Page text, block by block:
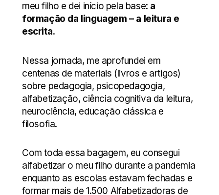
meu filho e dei início pela base: a
formação da linguagem – a leitura e
escrita.
Nessa jornada, me aprofundei em
centenas de materiais (livros e artigos)
sobre pedagogia, psicopedagogia,
alfabetização, ciência cognitiva da leitura,
neurociência, educação clássica e
filosofia.
Com toda essa bagagem, eu consegui
alfabetizar o meu filho durante a pandemia
enquanto as escolas estavam fechadas e
formar mais de 1.500 Alfabetizadoras de